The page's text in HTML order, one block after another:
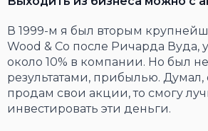
В 1999-м я был вторым
Wood & Co после Ричарда Вуда,
около 10% в компании. Но был
результатами, прибылью. Думал,
продам свои акции, то смогу
инвестировать эти деньги.